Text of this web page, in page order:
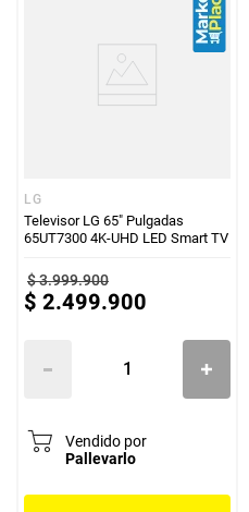
LG
Televisor LG 65" Pulgadas
65UT7300 4K-UHD LED Smart TV
$3.999.900
$ 2.499.900
Vendido por
Pallevarlo